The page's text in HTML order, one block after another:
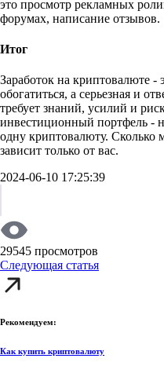
это просмотр рекламных
форумах, написание отзывов.
Итог
Заработок на криптовалюте
обогатиться, а серьезная и
требует знаний, усилий и
инвестиционный портфель -
одну криптовалюту. Сколько
зависит только от вас.
2024-06-10 17:25:39
29545 просмотров
Следующая статья
Рекомендуем:
Как купить криптовалюту